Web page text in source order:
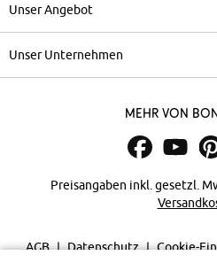
Unser Angebot
Unser Unternehmen
Mehr von
Preisangaben inkl. gesetzl.
AGB Datenschutz Cookie-